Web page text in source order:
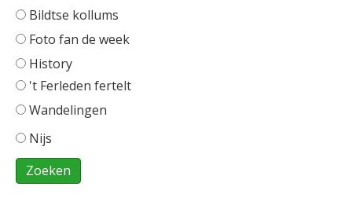
Bildtse kollums
Foto fan de week
History
't Ferleden fertelt
Wandelingen
Nijs